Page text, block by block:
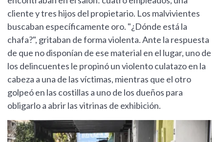
cliente y tres hijos del propietario. Los malvivientes
buscaban específicamente oro. "¿Dónde está la
chafa?", gritaban de forma violenta. Ante la respuesta
de que no disponían de ese material en el lugar, uno de
los delincuentes le propinó un violento culatazo en la
cabeza a una de las víctimas, mientras que el otro
golpeó en las costillas a uno de los dueños para
obligarlo a abrir las vitrinas de exhibición.